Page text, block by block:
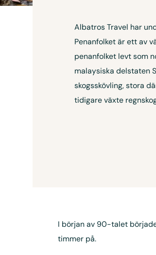
Albatros Travel har
Penanfolket är ett av
penanfolket levt som
malaysiska delstaten
skogsskövling, stora
tidigare växte
I början av 90-talet
timmer på.